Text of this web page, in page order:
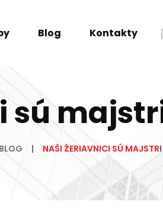
Blog Kontakty
sú
BLOG NAŠI ŽERIAVNICI SÚ